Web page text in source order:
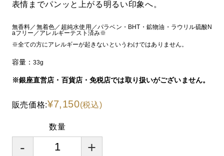
表情までパンッと上がる明るい印象へ。
無香料／無着色／超純水使用／パラベン・BHT・鉱物油・ラウリル硫酸N
aフリー／アレルギーテスト済み※
※全ての方にアレルギーが起きないというわけではありません。
容量：33g
※銀座直営店・百貨店・免税店では取り扱いがございません。
販売価格:¥7,150(税込)
数量
- +